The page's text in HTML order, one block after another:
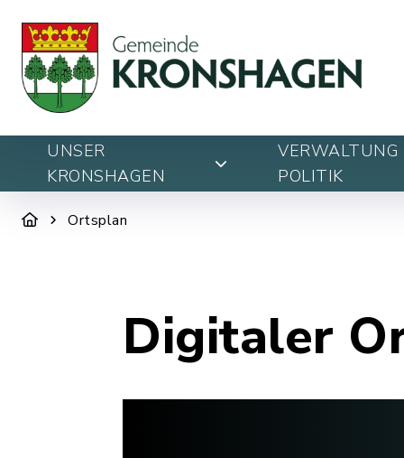
UNSER
KRONSHAGEN
VERWALTUNG
POLITIK
Ortsplan
Digitaler